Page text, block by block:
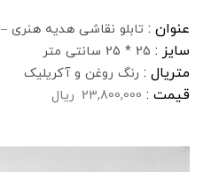
عنوان : تابلو نقاشی هدیه هنری – G0393
سایز : 25 * 25 سانتی متر
متریال : رنگ روغن و آکریلیک
قیمت : 23,800,000 ریال